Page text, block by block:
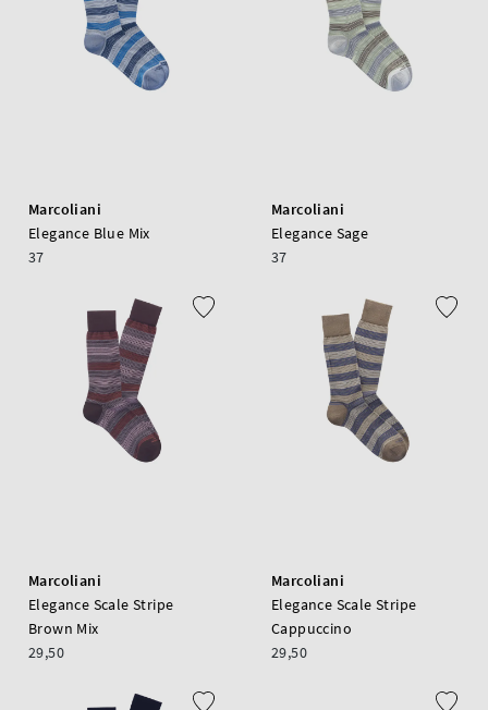
Marcoliani
Elegance Blue Mix
37
Marcoliani
Elegance Sage
37
Marcoliani
Elegance Scale Stripe
Brown Mix
29,50
Marcoliani
Elegance Scale Stripe
Cappuccino
29,50